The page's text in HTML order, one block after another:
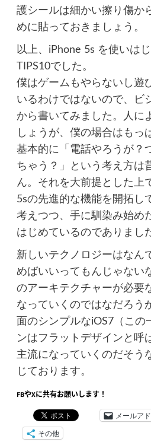
護シールは細かい擦り傷か
めに貼っておきましょう。
以上、iPhone 5s を使いは
TIPS10でした。
僕はゲームもやらないし遊
いるわけではないので、ビ
から書いてみました。人に
しょうが、僕の場合はもっ
基本的に「電話やろうが？
ちゃう？」という考え方は
ん。それを大前提とした上
5sの先進的な機能を開拓し
考えつつ、手に馴染み始め
はじめているのでありまし
新しいテクノロジーはなん
めばいいってもんじゃない
のアーキテクチャーが必要
なっていくのではなだろう
面のシンプルなiOS7（この
ンはフラットデザインと呼
主流になっていくのだそう
じております。
FBやXに共有お願いします！
メールア
その他